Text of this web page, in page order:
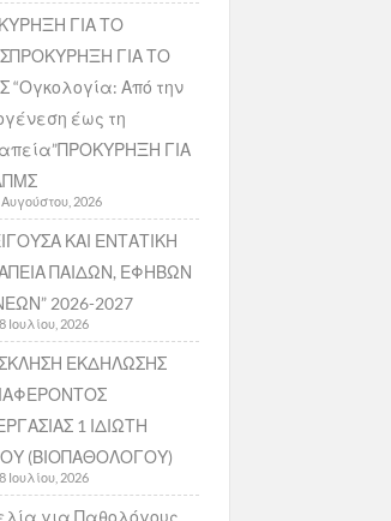
ΓΙΑ ΤΟ
ΓΙΑ ΤΟ
“Ογκολογία: Από την
έως τη
ΓΙΑ
Αυγούστου, 2026
ΚΑΙ ΕΝΤΑΤΙΚΗ
ΠΑΙΔΩΝ, ΕΦΗΒΩΝ
2026-2027
Ιουλίου, 2026
ΕΚΔΗΛΩΣΗΣ
1 ΙΔΙΩΤΗ
(ΒΙΟΠΑΘΟΛΟΓΟΥ)
Ιουλίου, 2026
για Παθολόγους